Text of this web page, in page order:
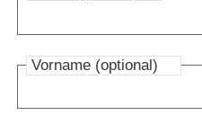
Vorname (optional)